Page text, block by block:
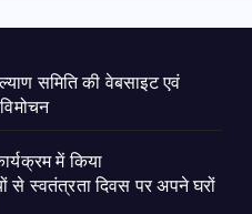
समिति की वेबसाइट एवं
में किया
से स्वतंत्रता दिवस पर अपने घरों